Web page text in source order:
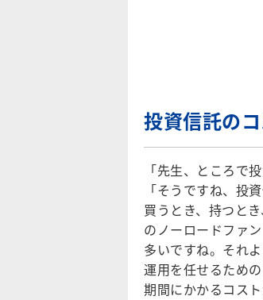
投資信託の
「先生、ところで
「そうですね、投
買うとき、持つと
のノーロードファ
多いですね。それ
運用を任せるため
期間にかかるコス